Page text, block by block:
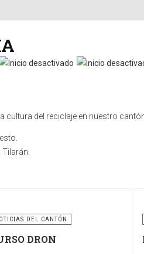
cultura del reciclaje en nuestro
del reciclaje para construir un
DEL CANTÓN
DRON